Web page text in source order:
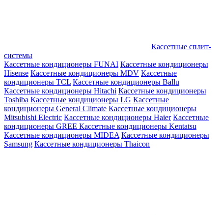
Кассетные сплит-
системы
Кассетные кондиционеры FUNAI Кассетные кондиционеры
Hisense Кассетные кондиционеры MDV Кассетные
кондиционеры TCL Кассетные кондиционеры Ballu
Кассетные кондиционеры Hitachi Кассетные кондиционеры
Toshiba Кассетные кондиционеры LG Кассетные
кондиционеры General Climate Кассетные кондиционеры
Mitsubishi Electric Кассетные кондиционеры Haier Кассетные
кондиционеры GREE Кассетные кондиционеры Kentatsu
Кассетные кондиционеры MIDEA Кассетные кондиционеры
Samsung Кассетные кондиционеры Thaicon